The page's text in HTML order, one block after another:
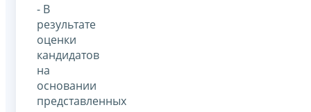
- В
результате
оценки
кандидатов
на
основании
представленных